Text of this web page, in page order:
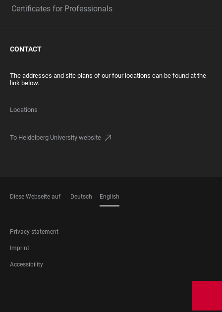
Certificates for Professionals
CONTACT
The addresses and site plans of our four locations can be found at the
link below.
Locations
To Heidelberg University website
Diese Webseite auf Deutsch English
FOOTER
LEGAL
Privacy statement
Imprint
Accessibility